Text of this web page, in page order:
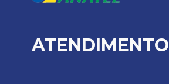
ATENDIMENTO